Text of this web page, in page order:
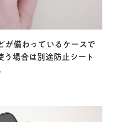
が備わっているケースで
う場合は別途防止シート